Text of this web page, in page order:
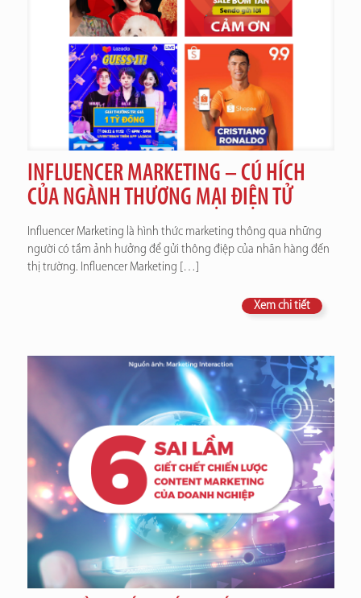
INFLUENCER MARKETING – CÚ HÍCH
CỦA NGÀNH THƯƠNG MẠI ĐIỆN TỬ
Influencer Marketing là hình thức marketing thông qua những
người có tầm ảnh hưởng để gửi thông điệp của nhãn hàng đến
thị trường. Influencer Marketing […]
Xem chi tiết